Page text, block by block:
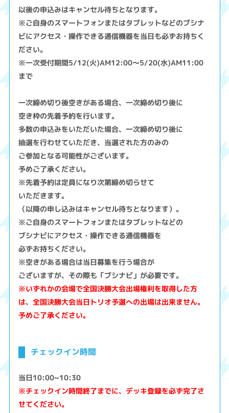
以後の申込みはキャンセル待ちとなります。
※ご自身のスマートフォンまたはタブレットなどのブシナ
ビにアクセス・操作できる通信機器を当日も必ずお持ちく
ださい。
※一次受付期間5/12(火)AM12:00～5/20(水)AM11:00
まで
一次締め切り後空きがある場合、一次締め切り後に
空き枠の先着予約を行います。
多数の申込みをいただいた場合、一次締め切り後に
抽選を行わせていただき、当選された方のみの
ご参加となる可能性がございます。
予めご了承ください。
※先着予約は定員になり次第締め切らせて
いただきます。
（以降の申し込みはキャンセル待ちとなります）。
※ご自身のスマートフォンまたはタブレットなどの
ブシナビにアクセス・操作できる通信機器を
必ずお持ちください。
※空きがある場合は当日募集を行う場合が
ございますが、その際も「ブシナビ」が必要です。
※いずれかの会場で全国決勝大会出場権利を取得した方
は、全国決勝大会当日トリオ予選への出場は出来ません。
予めご了承ください。
チェックイン時間
当日10:00~10:30
※チェックイン時間終了までに、デッキ登録を必ず完了さ
せてください。